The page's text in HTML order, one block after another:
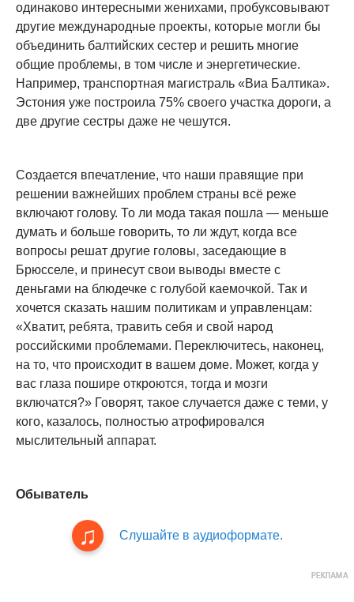
одинаково интересными женихами, пробуксовывают
другие международные проекты, которые могли бы
объединить балтийских сестер и решить многие
общие проблемы, в том числе и энергетические.
Например, транспортная магистраль «Виа Балтика».
Эстония уже построила 75% своего участка дороги, а
две другие сестры даже не чешутся.
Создается впечатление, что наши правящие при
решении важнейших проблем страны всё реже
включают голову. То ли мода такая пошла — меньше
думать и больше говорить, то ли ждут, когда все
вопросы решат другие головы, заседающие в
Брюсселе, и принесут свои выводы вместе с
деньгами на блюдечке с голубой каемочкой. Так и
хочется сказать нашим политикам и управленцам:
«Хватит, ребята, травить себя и свой народ
российскими проблемами. Переключитесь, наконец,
на то, что происходит в вашем доме. Может, когда у
вас глаза пошире откроются, тогда и мозги
включатся?» Говорят, такое случается даже с теми, у
кого, казалось, полностью атрофировался
мыслительный аппарат.
Обыватель
Слушайте в аудиоформате.